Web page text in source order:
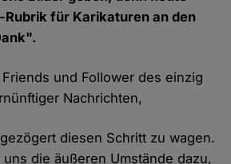
Rubrik für Karikaturen an den
und Follower des einzig
Nachrichten,
diesen Schritt zu wagen.
die äußeren Umstände dazu,